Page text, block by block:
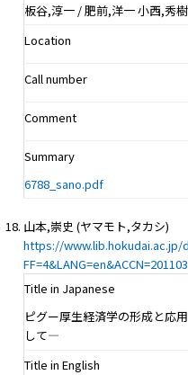
板谷,淳一 / 肥前,洋一 小西,秀樹
Location
Call number
Comment
Summary
6788_sano.pdf
山本,崇史 (ヤマモト,タカシ)
https://
Title in Japanese
ピグー厚生経済学の形成と応
して―
Title in English